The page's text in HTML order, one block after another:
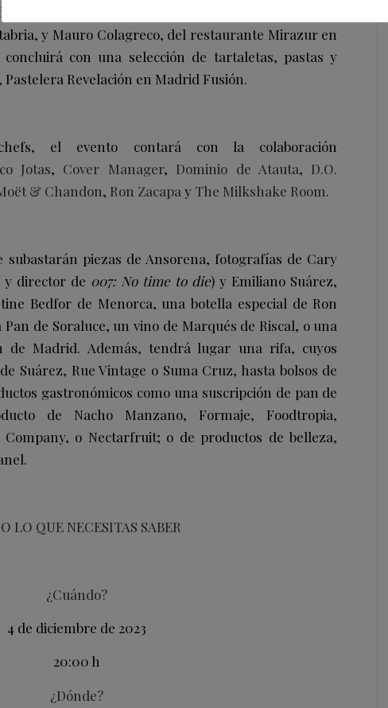
restaurante Lasarte en Barcelona, Jesús Sánchez,
y Mauro Colagreco, del restaurante Mirazur en
con una selección de tartaletas, pastas y
Revelación en Madrid Fusión.
el evento contará con la colaboración
Jotas, Cover Manager, Dominio de Atauta, D.O.
& Chandon, Ron Zacapa y The Milkshake Room.
piezas de Ansorena, fotografías de Cary
y director de 007: No time to die) y Emiliano Suárez,
Bedfor de Menorca, una botella especial de Ron
de Soraluce, un vino de Marqués de Riscal, o una
de Madrid. Además, tendrá lugar una rifa, cuyos
Suárez, Rue Vintage o Suma Cruz, hasta bolsos de
gastronómicos como una suscripción de pan de
de Nacho Manzano, Formaje, Foodtropia,
Company, o Nectarfruit; o de productos de belleza,
LO QUE NECESITAS SABER
¿Cuándo?
4 de diciembre de 2023
20:00 h
¿Dónde?